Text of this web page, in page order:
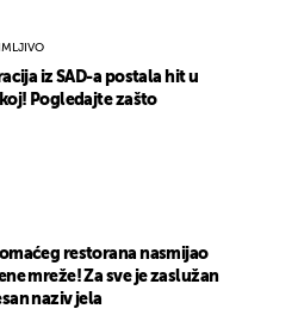
iz SAD-a postala hit u
Pogledajte zašto
restorana nasmijao
mreže! Za sve je zaslužan
naziv jela